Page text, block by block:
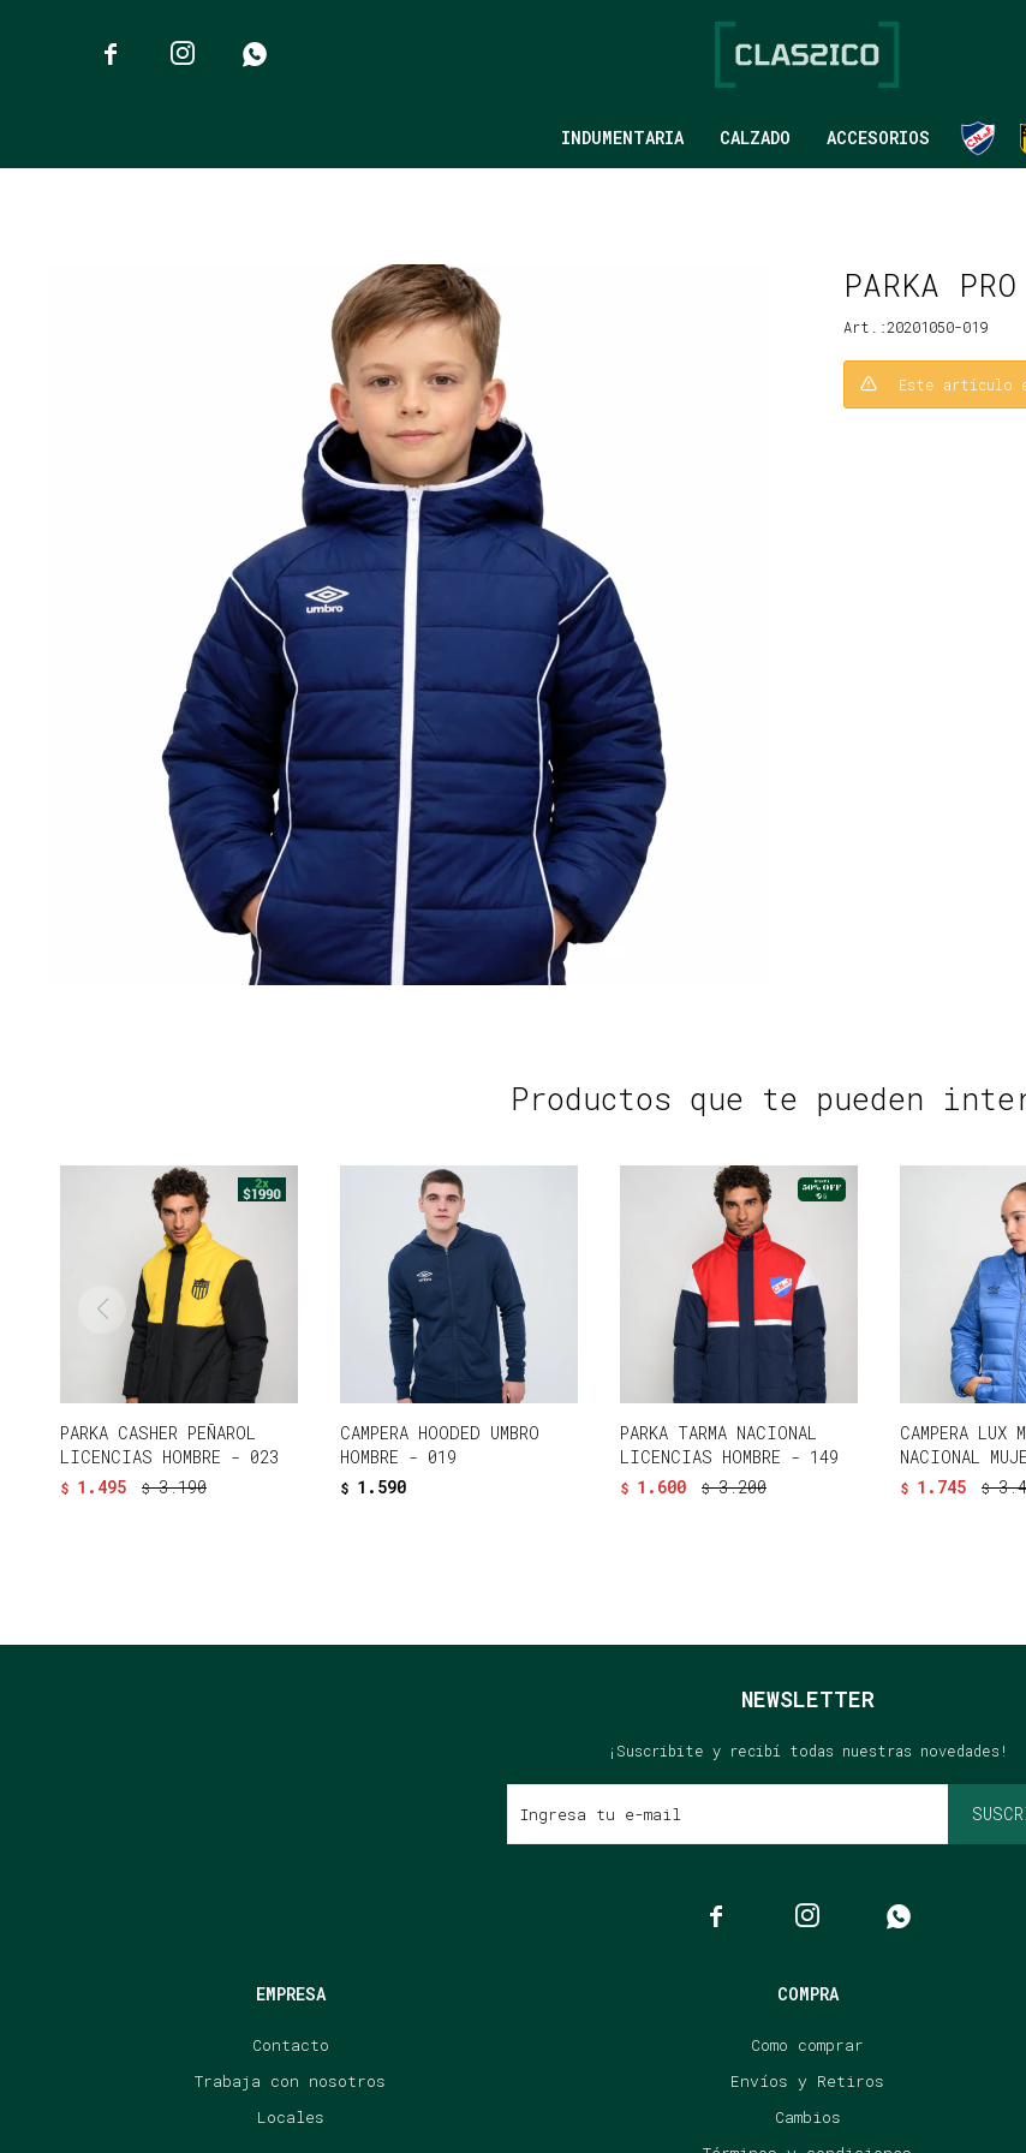
INDUMENTARIA CALZADO ACCESORIOS
  
PARKA
20201050-019
Este artículo
Productos que te pueden
PARKA CASHER PEÑAROL
LICENCIAS HOMBRE - 023
$ 1.495 $ 3.190
CAMPERA HOODED UMBRO
HOMBRE - 019
$ 1.590
PARKA TARMA NACIONAL
LICENCIAS HOMBRE - 149
$ 1.600 $ 3.200
CAMPERA LUX
NACIONAL
$ 1.745 $
EMPRESA
Contacto
Trabaja con nosotros
Locales
COMPRA
Como comprar
Envíos y Retiros
Cambios
NEWSLETTER
¡Suscribite y recibí todas nuestras novedades!
  